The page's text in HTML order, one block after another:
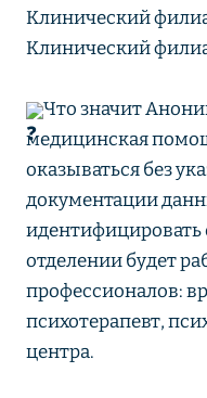
Клинический
Клинический
Что значит
медицинская
оказываться без
документации
идентифицировать
отделении будет
профессионалов:
психотерапевт,
центра.